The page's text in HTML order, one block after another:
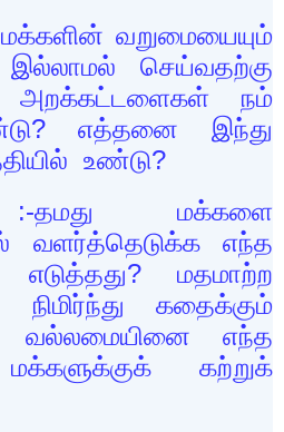
வறுமையையும்
இல்லாமல் செய்வதற்கு
நம்
?எத்தனை இந்து
உண்டு?
தமது மக்களை
வளர்த்தெடுக்க எந்த
?மதமாற்ற
கதைக்கும்
வல்லமையினை எந்த
கற்றுக்